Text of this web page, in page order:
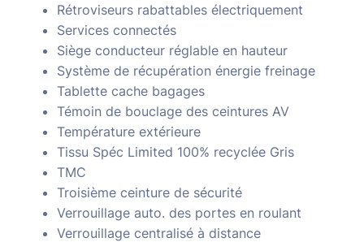
Rétroviseurs rabattables électriquement
Services connectés
Siège conducteur réglable en hauteur
Système de récupération énergie freinage
Tablette cache bagages
Témoin de bouclage des ceintures AV
Température extérieure
Tissu Spéc Limited 100% recyclée Gris
TMC
Troisième ceinture de sécurité
Verrouillage auto. des portes en roulant
Verrouillage centralisé à distance